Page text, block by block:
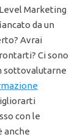
Marketing
da un
Avrai
Ci sono
sottovalutarne
con le
anche